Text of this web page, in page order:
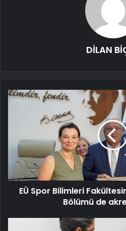
DİLAN
EÜ Spor Bilimleri
Bölümü de